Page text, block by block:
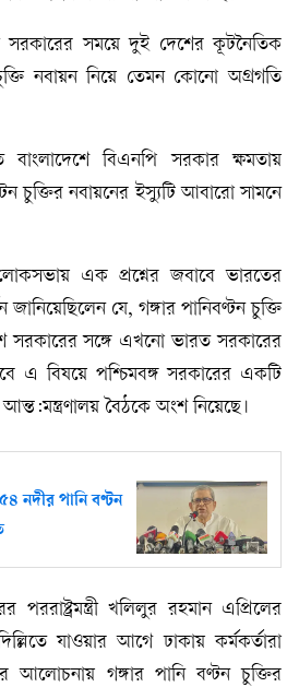
সরকারের সময়ে দুই দেশের কূটনৈতিক
নবায়ন নিয়ে তেমন কোনো অগ্রগতি
বাংলাদেশে বিএনপি সরকার ক্ষমতায়
চুক্তির নবায়নের ইস্যুটি আবারো সামনে
এক প্রশ্নের জবাবে ভারতের
জানিয়েছিলেন যে, গঙ্গার পানিবণ্টন চুক্তি
সরকারের সঙ্গে এখনো ভারত সরকারের
এ বিষয়ে পশ্চিমবঙ্গ সরকারের একটি
আন্ত:মন্ত্রণালয় বৈঠকে অংশ নিয়েছে।
নদীর পানি বণ্টন
খলিলুর রহমান এপ্রিলের
যাওয়ার আগে ঢাকায় কর্মকর্তারা
আলোচনায় গঙ্গার পানি বণ্টন চুক্তির